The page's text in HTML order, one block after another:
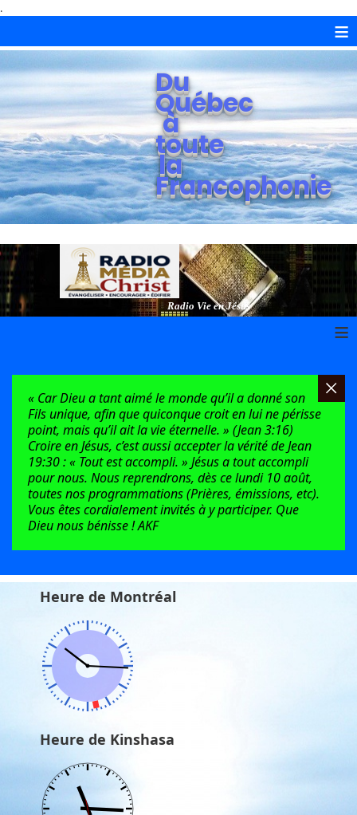
.
≡
Du
Québec
à
toute
la
Francophonie
Radio Vie en Jésus
≡
« Car Dieu a tant aimé le monde qu’il a donné son
Fils unique, afin que quiconque croit en lui ne périsse
point, mais qu’il ait la vie éternelle. » (Jean 3:16)
Croire en Jésus, c’est aussi accepter la vérité de Jean
19:30 : « Tout est accompli. » Jésus a tout accompli
pour nous. Nous reprendrons, dès ce lundi 10 août,
toutes nos programmations (Prières, émissions, etc).
Vous êtes cordialement invités à y participer. Que
Dieu nous bénisse ! AKF
Heure de Montréal
Heure de Kinshasa